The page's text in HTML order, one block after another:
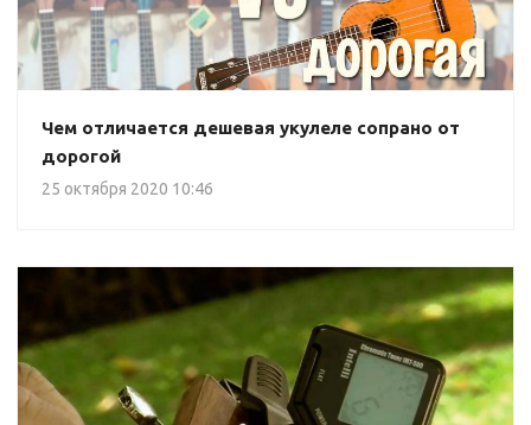
Чем отличается дешевая укулеле сопрано от
дорогой
25 октября 2020 10:46